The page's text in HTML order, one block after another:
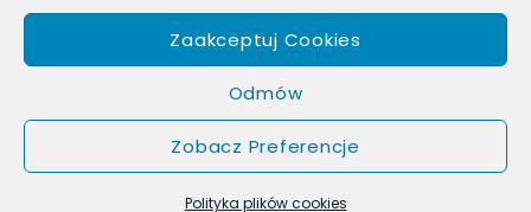
Zaakceptuj Cookies
Odmów
Zobacz Preferencje
Polityka plików cookies
COPYRIGHT © 2026BOX MUSIC. ALL RIGHTS RESERVED.